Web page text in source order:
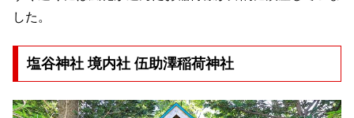
した。
塩谷神社 境内社 伍助澤稲荷神社